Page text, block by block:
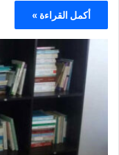
أكمل القراءة »